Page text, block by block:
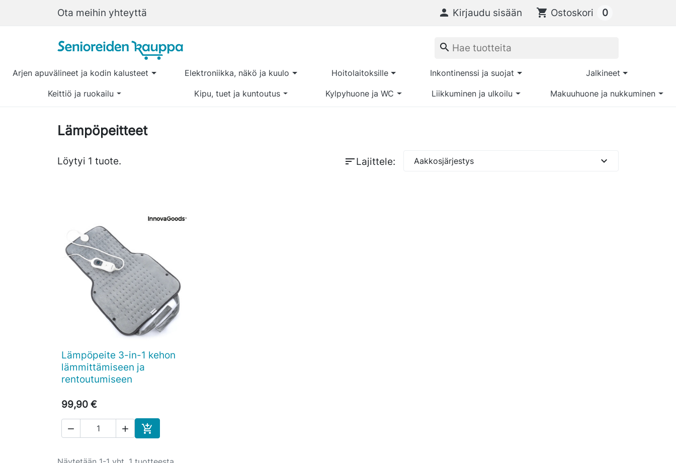
Ota meihin yhteyttä  Kirjaudu sisään shopping_cart Ostoskori 0
Arjen apuvälineet ja kodin kalusteet Elektroniikka, näkö ja kuulo Hoitolaitoksille Inkontinenssi ja suojat Jalkineet
Keittiö ja ruokailu Kipu, tuet ja kuntoutus Kylpyhuone ja WC Liikkuminen ja ulkoilu Makuuhuone ja nukkuminen
search
Lämpöpeitteet
Löytyi 1 tuote. sortLajittele: Aakkosjärjestys expand_more
 Pikakatselu
Lämpöpeite 3-in-1 kehon
lämmittämiseen ja
rentoutumiseen
99,90 €
  
Ostoskoriin